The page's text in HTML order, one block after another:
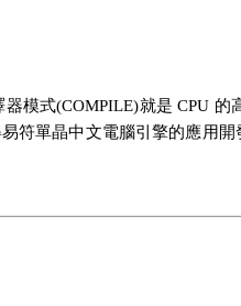
器模式(COMPILE)就是 CPU 的
符單晶中文電腦引擎的應用